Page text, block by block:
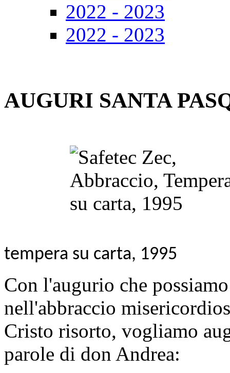
2022 - 2023
2022 - 2023
AUGURI SANTA
tempera su carta, 1995
Con l'augurio che
nell'abbraccio
Cristo risorto, vogliamo
parole di don Andrea: